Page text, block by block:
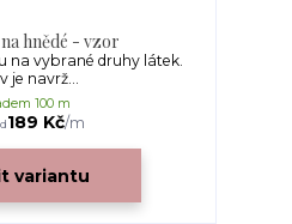
hnědé - vzor
na vybrané druhy látek.
je navrž...
189 Kč/m
100 m
variantu